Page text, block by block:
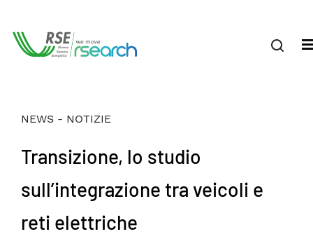
NEWS - NOTIZIE
Transizione, lo studio
sull’integrazione tra veicoli e
reti elettriche